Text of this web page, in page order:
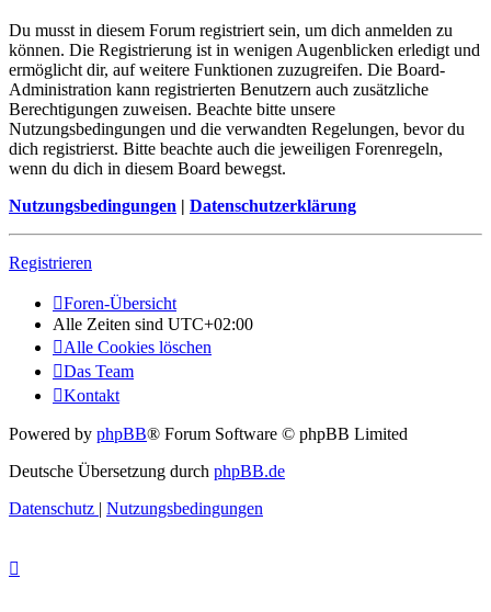
Du musst in diesem Forum registriert sein, um dich anmelden zu
können. Die Registrierung ist in wenigen Augenblicken erledigt und
ermöglicht dir, auf weitere Funktionen zuzugreifen. Die Board-
Administration kann registrierten Benutzern auch zusätzliche
Berechtigungen zuweisen. Beachte bitte unsere
Nutzungsbedingungen und die verwandten Regelungen, bevor du
dich registrierst. Bitte beachte auch die jeweiligen Forenregeln,
wenn du dich in diesem Board bewegst.
Nutzungsbedingungen | Datenschutzerklärung
Registrieren
Foren-Übersicht
Alle Zeiten sind UTC+02:00
Alle Cookies löschen
Das Team
Kontakt
Powered by phpBB® Forum Software © phpBB Limited
Deutsche Übersetzung durch phpBB.de
Datenschutz | Nutzungsbedingungen